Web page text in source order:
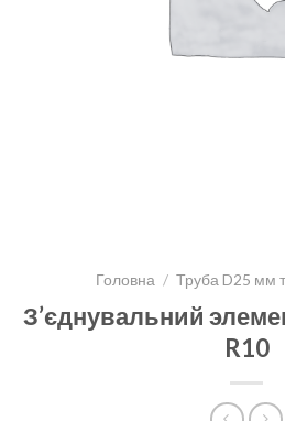
Головна / Труба D25 мм
З’єднувальний
R10